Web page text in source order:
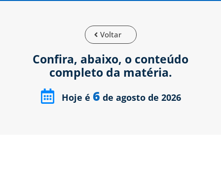
Voltar
Confira, abaixo, o conteúdo
completo da matéria.
Hoje é 6 de agosto de 2026